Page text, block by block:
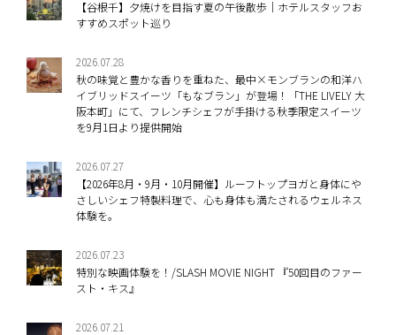
【谷根千】夕焼けを目指す夏の午後散歩｜ホテルスタッフお
すすめスポット巡り
2026.07.28
秋の味覚と豊かな香りを重ねた、最中×モンブランの和洋ハ
イブリッドスイーツ「もなブラン」が登場！「THE LIVELY 大
阪本町」にて、フレンチシェフが手掛ける秋季限定スイーツ
を9月1日より提供開始
2026.07.27
【2026年8月・9月・10月開催】ルーフトップヨガと身体にや
さしいシェフ特製料理で、心も身体も満たされるウェルネス
体験を。
2026.07.23
特別な映画体験を！/SLASH MOVIE NIGHT 『50回目のファー
スト・キス』
2026.07.21